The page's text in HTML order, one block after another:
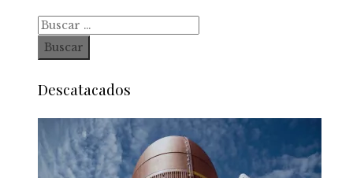
Buscar:
Descatacados